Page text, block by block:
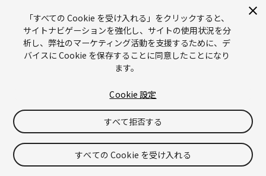
「すべての Cookie を受け入れる」をクリックすると、
サイトナビゲーションを強化し、サイトの使用状況を分
析し、弊社のマーケティング活動を支援するために、デ
バイスに Cookie を保存することに同意したことになり
ます。
Cookie 設定
すべて拒否する
すべての Cookie を受け入れる